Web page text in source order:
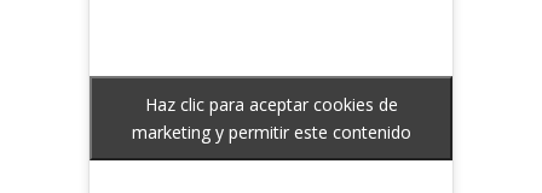
Haz clic para aceptar cookies de
marketing y permitir este contenido
Haz clic para aceptar cookies de
marketing y permitir este contenido